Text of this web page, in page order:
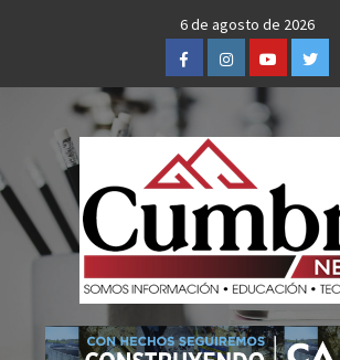
6 de agosto de 2026
FacebookInstagramYoutubeTwitter